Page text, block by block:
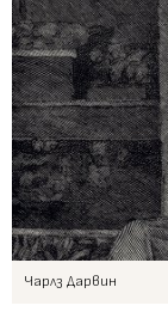
Чарлз Дарвин